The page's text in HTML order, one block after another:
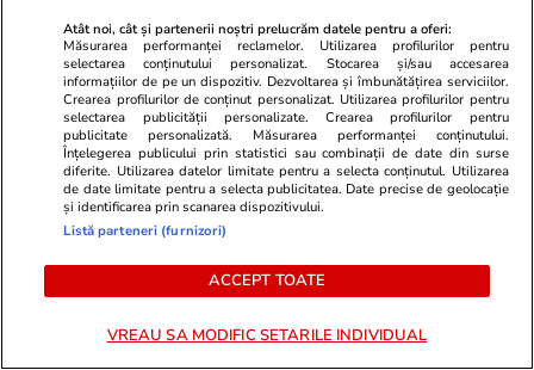
PARTENERI
Atât noi, cât și partenerii noștri prelucrăm datele pentru a oferi:
Măsurarea performanței reclamelor. Utilizarea profilurilor pentru
selectarea conținutului personalizat. Stocarea și/sau accesarea
informațiilor de pe un dispozitiv. Dezvoltarea și îmbunătățirea serviciilor.
Crearea profilurilor de conținut personalizat. Utilizarea profilurilor pentru
selectarea publicității personalizate. Crearea profilurilor pentru
publicitate personalizată. Măsurarea performanței conținutului.
Înțelegerea publicului prin statistici sau combinații de date din surse
diferite. Utilizarea datelor limitate pentru a selecta conținutul. Utilizarea
de date limitate pentru a selecta publicitatea. Date precise de geolocație
și identificarea prin scanarea dispozitivului.
Listă parteneri (furnizori)
ACCEPT TOATE
VREAU SA MODIFIC SETARILE INDIVIDUAL